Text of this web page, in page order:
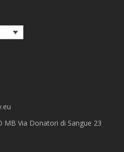
MB Via Donatori di Sangue 23